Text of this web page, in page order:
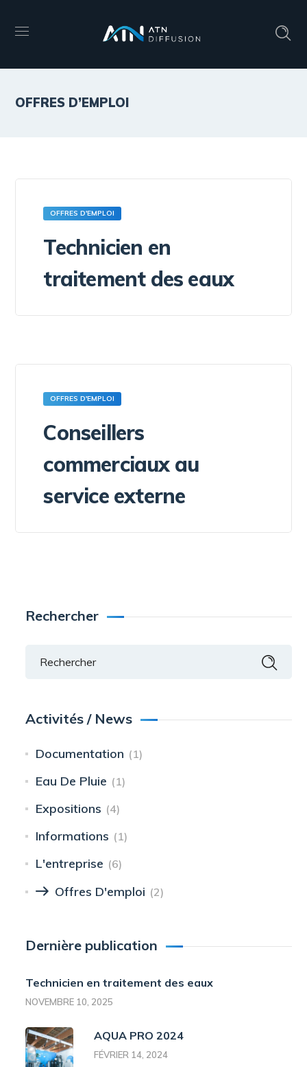
OFFRES D’EMPLOI
OFFRES D'EMPLOI
Technicien en
traitement des eaux
OFFRES D'EMPLOI
Conseillers
commerciaux au
service externe
Rechercher
Activités / News
Documentation (1)
Eau De Pluie (1)
Expositions (4)
Informations (1)
L'entreprise (6)
Offres D'emploi (2)
Dernière publication
Technicien en traitement des eaux
NOVEMBRE 10, 2025
AQUA PRO 2024
FÉVRIER 14, 2024